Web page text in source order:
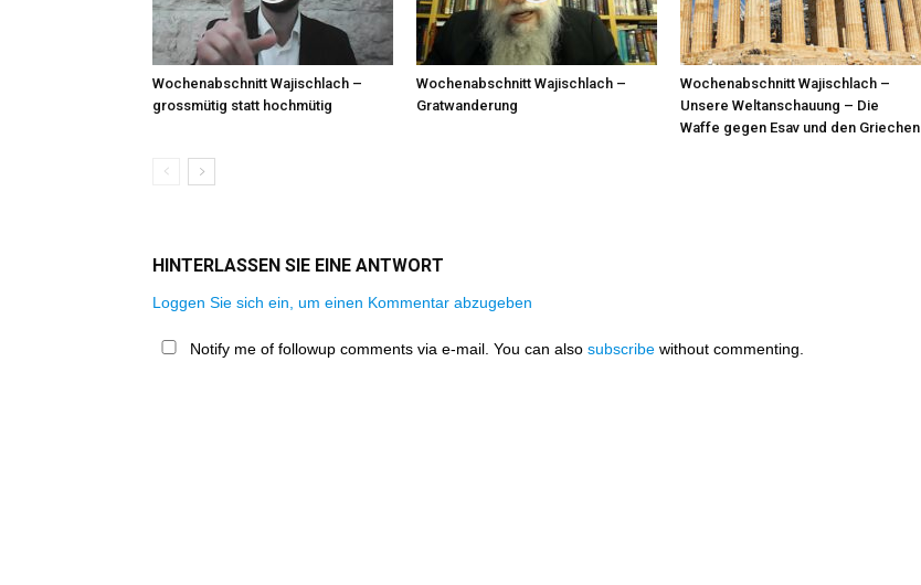
Wochenabschnitt Wajischlach –
grossmütig statt hochmütig
Wochenabschnitt Wajischlach –
Gratwanderung
Wochenabschnitt Wajischlach –
Unsere Weltanschauung – Die
Waffe gegen Esav und den Griechen
HINTERLASSEN SIE EINE ANTWORT
Loggen Sie sich ein, um einen Kommentar abzugeben
Notify me of followup comments via e-mail. You can also subscribe without commenting.